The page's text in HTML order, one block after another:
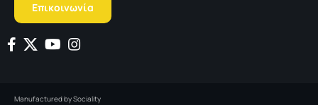
Επικοινωνία
Manufactured bySociality